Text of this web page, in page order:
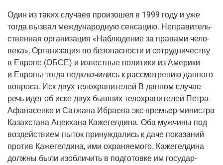
Один из таких слу­ча­ев про­изо­шел в 1999 году и уже
тогда вызвал меж­ду­на­род­ную сен­са­цию. Непра­ви­тель­
ствен­ная орга­ни­за­ция «Наблю­де­ние за пра­ва­ми чело­
ве­ка», Орга­ни­за­ция по без­опас­но­сти и сотруд­ни­че­ству
в Евро­пе (ОБСЕ) и извест­ные поли­ти­ки из Аме­ри­ки
и Евро­пы тогда под­клю­чи­лись к рас­смот­ре­нию дан­но­го
вопро­са. Иск двух тело­хра­ни­те­лей В дан­ном слу­чае
речь идет об иске двух быв­ших тело­хра­ни­те­лей Пет­ра
Афа­на­сен­ко и Сат­жа­на Ибра­е­ва экс-пре­мьер-мини­стра
Казах­ста­на Ацек­ха­на Каже­гел­ди­на. Оба муж­чи­ны под
воз­дей­стви­ем пыток при­нуж­да­лись к даче пока­за­ний
про­тив Каже­гел­ди­на, ими охра­ня­е­мо­го. Каже­гел­ди­на
долж­ны были изоб­ли­чить в под­го­тов­ке им госу­дар­